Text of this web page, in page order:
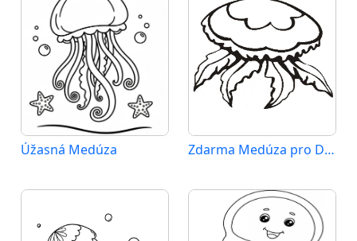
Úžasná Medúza Zdarma Medúza pro Děti